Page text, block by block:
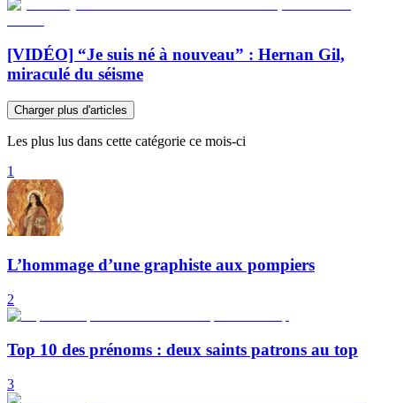
[VIDÉO] “Je suis né à nouveau” : Hernan Gil,
miraculé du séisme
Charger plus d'articles
Les plus lus dans cette catégorie ce mois-ci
1
L’hommage d’une graphiste aux pompiers
2
Top 10 des prénoms : deux saints patrons au top
3